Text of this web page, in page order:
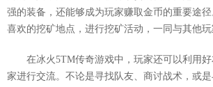
强的装备，还能够成为玩家赚取金币的重要途
喜欢的挖矿地点，进行挖矿活动，一同与其他玩
在冰火5TM传奇游戏中，玩家还可以利用
家进行交流。不论是寻找队友、商讨战术，或